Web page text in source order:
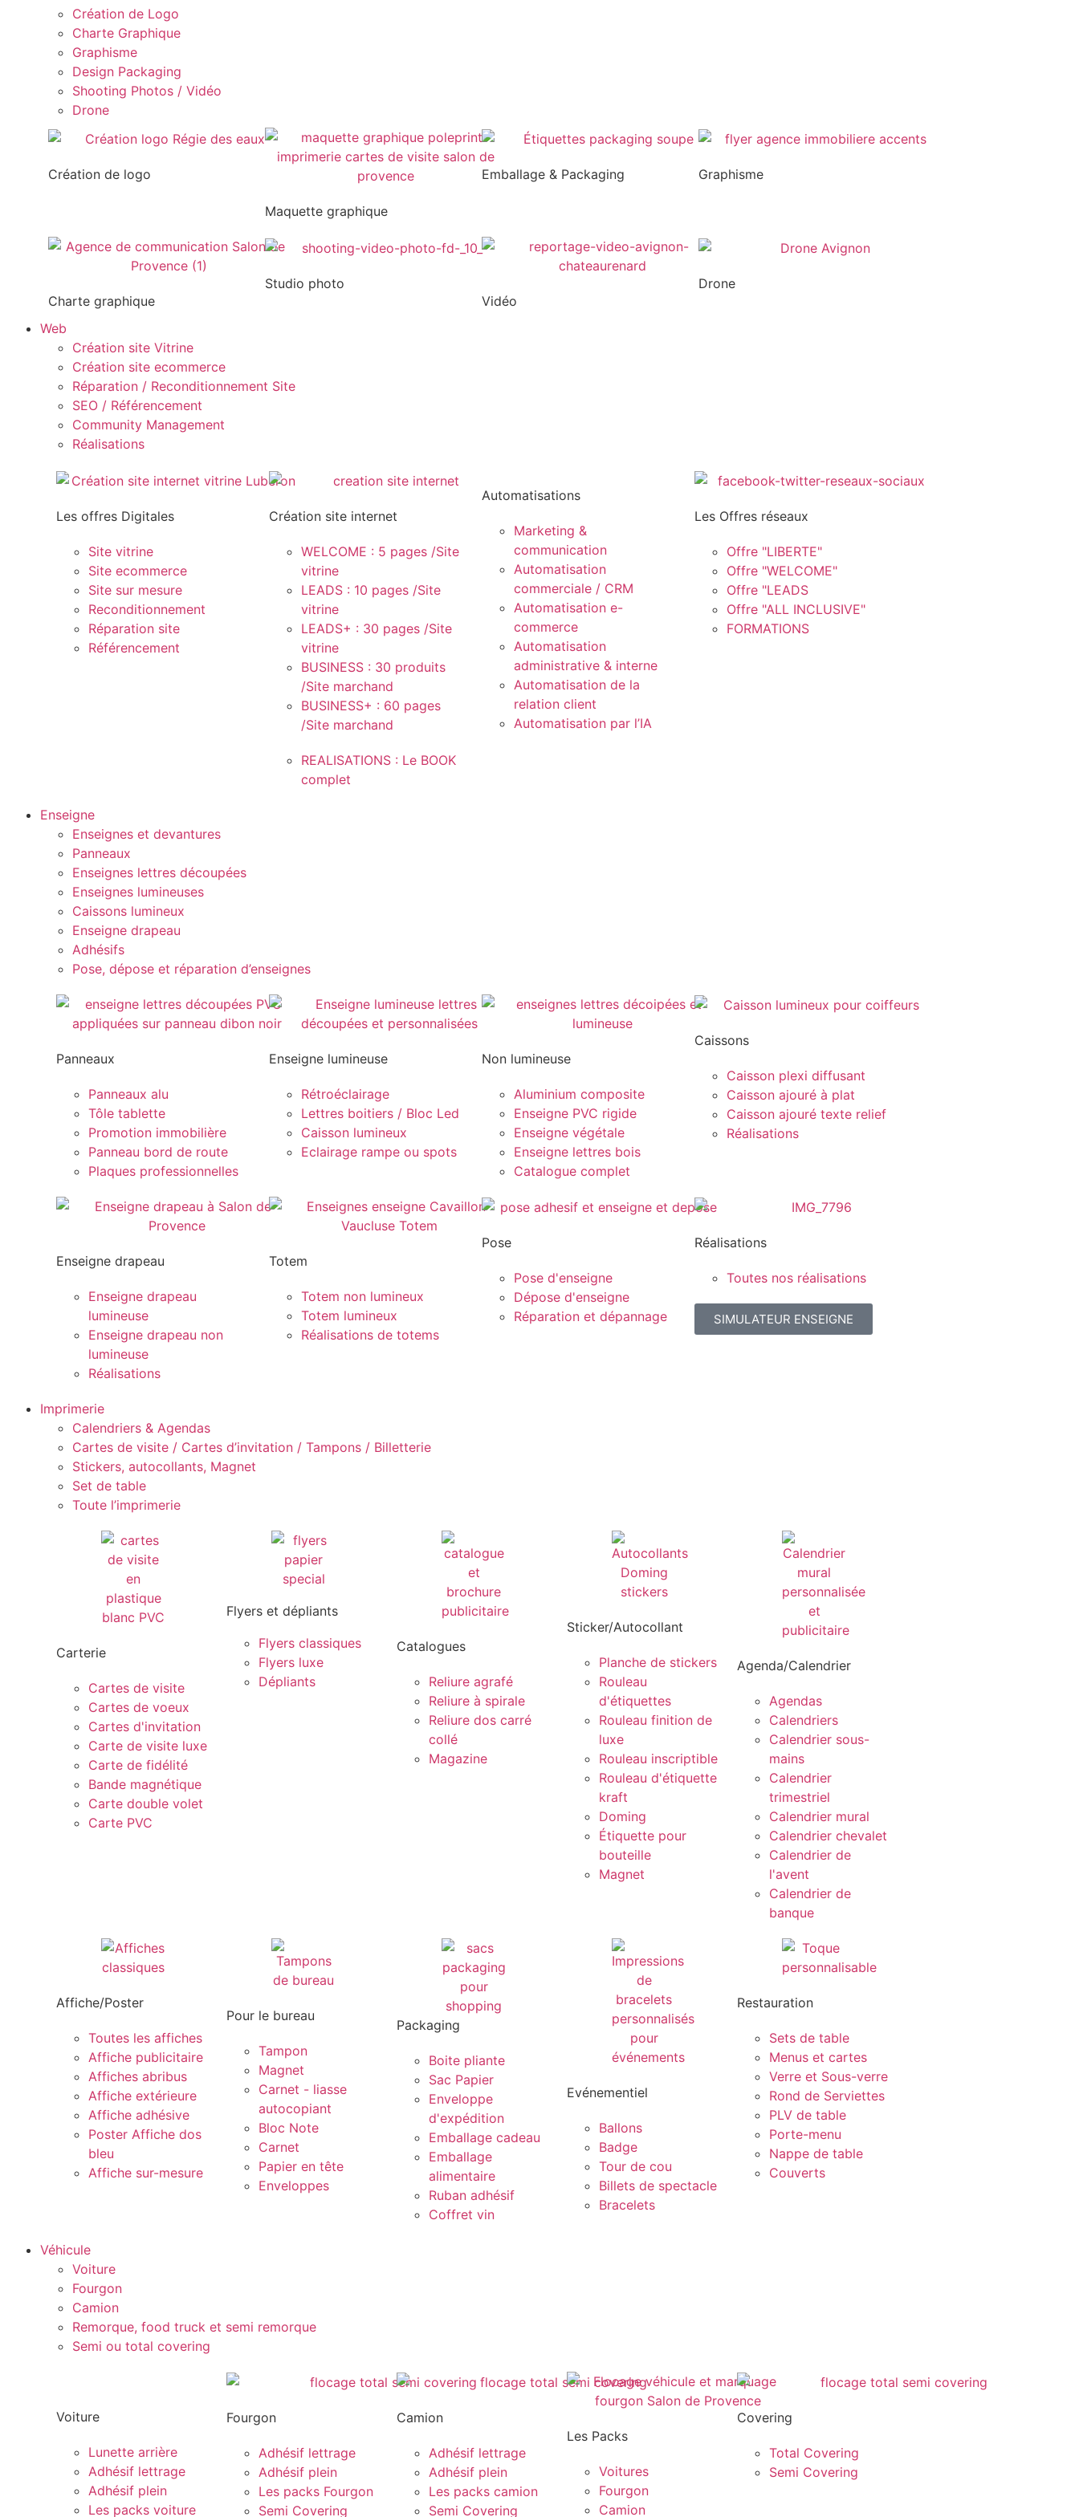
Création de Logo
Charte Graphique
Graphisme
Design Packaging
Shooting Photos / Vidéo
Drone
Création de logo
Maquette graphique
Emballage & Packaging Graphisme
Charte graphique
Studio photo
Vidéo
Drone
Web
Création site Vitrine
Création site ecommerce
Réparation / Reconditionnement Site
SEO / Référencement
Community Management
Réalisations
Les offres Digitales
Site vitrine
Site ecommerce
Site sur mesure
Reconditionnement
Réparation site
Référencement
Création site internet
WELCOME : 5 pages /Site
vitrine
LEADS : 10 pages /Site
vitrine
LEADS+ : 30 pages /Site
vitrine
BUSINESS : 30 produits
/Site marchand
BUSINESS+ : 60 pages
/Site marchand
REALISATIONS : Le BOOK
complet
Automatisations
Marketing &
communication
Automatisation
commerciale / CRM
Automatisation e-
commerce
Automatisation
administrative & interne
Automatisation de la
relation client
Automatisation par l’IA
Les Offres réseaux
Offre "LIBERTE"
Offre "WELCOME"
Offre "LEADS
Offre "ALL INCLUSIVE"
FORMATIONS
Enseigne
Enseignes et devantures
Panneaux
Enseignes lettres découpées
Enseignes lumineuses
Caissons lumineux
Enseigne drapeau
Adhésifs
Pose, dépose et réparation d’enseignes
Panneaux
Panneaux alu
Tôle tablette
Promotion immobilière
Panneau bord de route
Plaques professionnelles
Enseigne lumineuse
Rétroéclairage
Lettres boitiers / Bloc Led
Caisson lumineux
Eclairage rampe ou spots
Non lumineuse
Aluminium composite
Enseigne PVC rigide
Enseigne végétale
Enseigne lettres bois
Catalogue complet
Caissons
Caisson plexi diffusant
Caisson ajouré à plat
Caisson ajouré texte relief
Réalisations
Enseigne drapeau
Enseigne drapeau
lumineuse
Enseigne drapeau non
lumineuse
Réalisations
Totem
Totem non lumineux
Totem lumineux
Réalisations de totems
Pose
Pose d'enseigne
Dépose d'enseigne
Réparation et dépannage
Réalisations
Toutes nos réalisations
SIMULATEUR ENSEIGNE
Imprimerie
Calendriers & Agendas
Cartes de visite / Cartes d’invitation / Tampons / Billetterie
Stickers, autocollants, Magnet
Set de table
Toute l’imprimerie
Carterie
Cartes de visite
Cartes de voeux
Cartes d'invitation
Carte de visite luxe
Carte de fidélité
Bande magnétique
Carte double volet
Carte PVC
Flyers et dépliants
Flyers classiques
Flyers luxe
Dépliants
Catalogues
Reliure agrafé
Reliure à spirale
Reliure dos carré
collé
Magazine
Sticker/Autocollant
Planche de stickers
Rouleau
d'étiquettes
Rouleau finition de
luxe
Rouleau inscriptible
Rouleau d'étiquette
kraft
Doming
Étiquette pour
bouteille
Magnet
Agenda/Calendrier
Agendas
Calendriers
Calendrier sous-
mains
Calendrier
trimestriel
Calendrier mural
Calendrier chevalet
Calendrier de
l'avent
Calendrier de
banque
Affiche/Poster
Toutes les affiches
Affiche publicitaire
Affiches abribus
Affiche extérieure
Affiche adhésive
Poster Affiche dos
bleu
Affiche sur-mesure
Pour le bureau
Tampon
Magnet
Carnet - liasse
autocopiant
Bloc Note
Carnet
Papier en tête
Enveloppes
Packaging
Boite pliante
Sac Papier
Enveloppe
d'expédition
Emballage cadeau
Emballage
alimentaire
Ruban adhésif
Coffret vin
Evénementiel
Ballons
Badge
Tour de cou
Billets de spectacle
Bracelets
Restauration
Sets de table
Menus et cartes
Verre et Sous-verre
Rond de Serviettes
PLV de table
Porte-menu
Nappe de table
Couverts
Véhicule
Voiture
Fourgon
Camion
Remorque, food truck et semi remorque
Semi ou total covering
Voiture
Lunette arrière
Adhésif lettrage
Adhésif plein
Les packs voiture
Fourgon
Adhésif lettrage
Adhésif plein
Les packs Fourgon
Semi Covering
Camion
Adhésif lettrage
Adhésif plein
Les packs camion
Semi Covering
Les Packs
Voitures
Fourgon
Camion
Covering
Total Covering
Semi Covering